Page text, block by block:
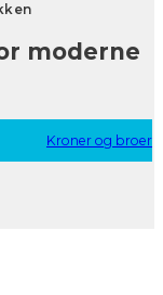
moderne
Kroner og broer